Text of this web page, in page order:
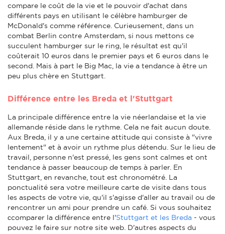
compare le coût de la vie et le pouvoir d'achat dans
différents pays en utilisant le célèbre hamburger de
McDonald's comme référence. Curieusement, dans un
combat Berlin contre Amsterdam, si nous mettons ce
succulent hamburger sur le ring, le résultat est qu'il
coûterait 10 euros dans le premier pays et 6 euros dans le
second. Mais à part le Big Mac, la vie a tendance à être un
peu plus chère en Stuttgart.
Différence entre les Breda et l'Stuttgart
La principale différence entre la vie néerlandaise et la vie
allemande réside dans le rythme. Cela ne fait aucun doute.
Aux Breda, il y a une certaine attitude qui consiste à "vivre
lentement" et à avoir un rythme plus détendu. Sur le lieu de
travail, personne n'est pressé, les gens sont calmes et ont
tendance à passer beaucoup de temps à parler. En
Stuttgart, en revanche, tout est chronométré. La
ponctualité sera votre meilleure carte de visite dans tous
les aspects de votre vie, qu'il s'agisse d'aller au travail ou de
rencontrer un ami pour prendre un café. Si vous souhaitez
сcomparer la différence entre l'Stuttgart et les Breda - vous
pouvez le faire sur notre site web. D'autres aspects du